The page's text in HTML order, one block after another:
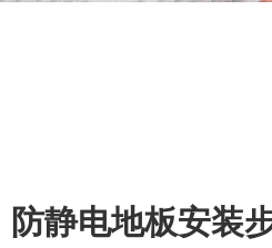
防静电地板安装